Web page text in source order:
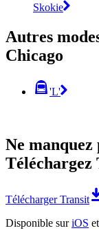
Skokie
Autres
Chicago
'L'
Ne
Téléchargez
Télécharger Transit
Disponible suriOS et